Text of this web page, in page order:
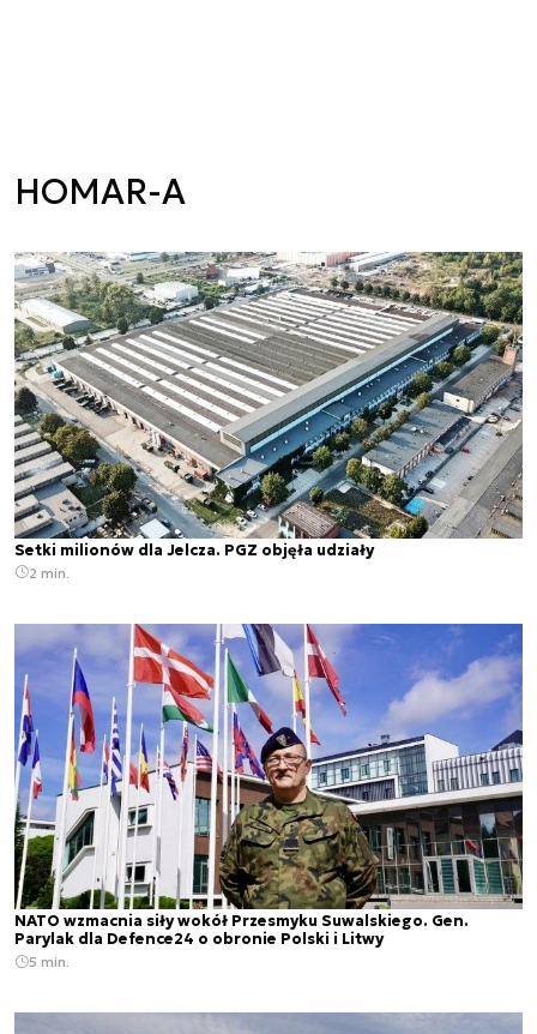
HOMAR-A
Setki milionów dla Jelcza. PGZ objęła udziały
2 min.
NATO wzmacnia siły wokół Przesmyku Suwalskiego. Gen.
Parylak dla Defence24 o obronie Polski i Litwy
5 min.